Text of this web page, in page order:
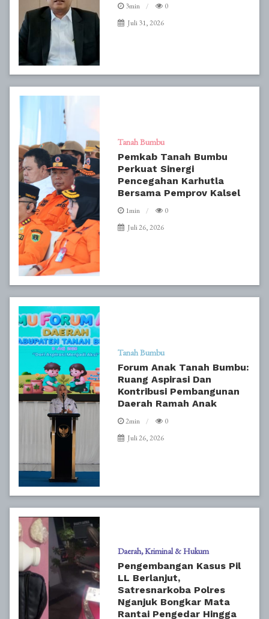
3min
0
Juli 31, 2026
Tanah Bumbu
Pemkab Tanah Bumbu
Perkuat Sinergi
Pencegahan Karhutla
Bersama Pemprov Kalsel
1min
0
Juli 26, 2026
Tanah Bumbu
Forum Anak Tanah Bumbu:
Ruang Aspirasi Dan
Kontribusi Pembangunan
Daerah Ramah Anak
2min
0
Juli 26, 2026
Daerah Kriminal & Hukum
Pengembangan Kasus Pil
LL Berlanjut,
Satresnarkoba Polres
Nganjuk Bongkar Mata
Rantai Pengedar Hingga